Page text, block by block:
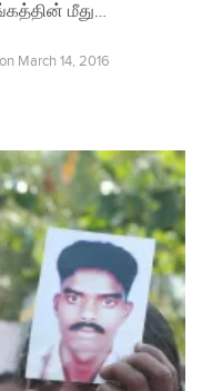
மீது…
on March 14, 2016